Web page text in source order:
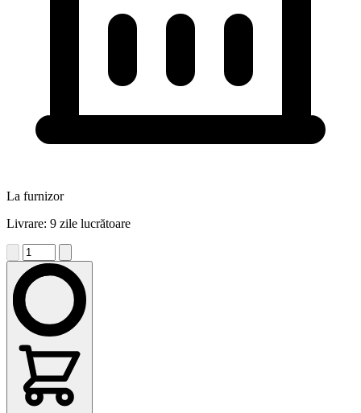
La furnizor
Livrare: 9 zile lucrătoare